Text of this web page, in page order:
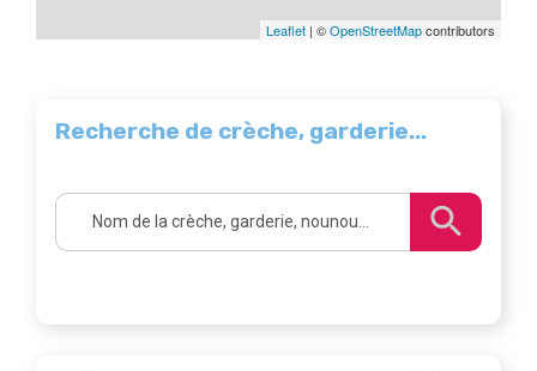
Leaflet | ©OpenStreetMapcontributors
Recherche de crèche, garderie...